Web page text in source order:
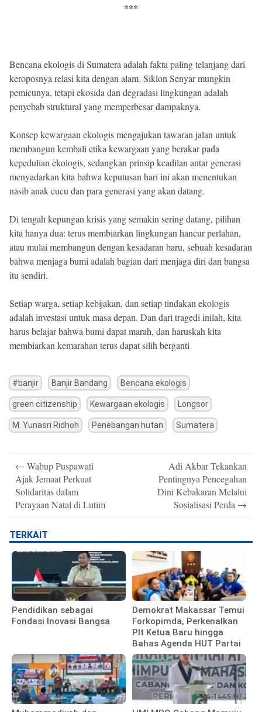
***
Bencana ekologis di Sumatera adalah fakta paling telanjang dari
keroposnya relasi kita dengan alam. Siklon Senyar mungkin
pemicunya, tetapi ekosida dan degradasi lingkungan adalah
penyebab struktural yang memperbesar dampaknya.
Konsep kewargaan ekologis mengajukan tawaran jalan untuk
membangun kembali etika kewargaan yang berakar pada
kepedulian ekologis, sedangkan prinsip keadilan antar generasi
menyadarkan kita bahwa keputusan hari ini akan menentukan
nasib anak cucu dan para generasi yang akan datang.
Di tengah kepungan krisis yang semakin sering datang, pilihan
kita hanya dua: terus membiarkan lingkungan hancur perlahan,
atau mulai membangun dengan kesadaran baru, sebuah kesadaran
bahwa menjaga bumi adalah bagian dari menjaga diri dan bangsa
itu sendiri.
Setiap warga, setiap kebijakan, dan setiap tindakan ekologis
adalah investasi untuk masa depan. Dan dari tragedi inilah, kita
harus belajar bahwa bumi dapat marah, dan haruskah kita
membiarkan kemarahan terus dapat silih berganti
#banjir Banjir Bandang Bencana ekologis
green citizenship Kewargaan ekologis Longsor
M. Yunasri Ridhoh Penebangan hutan Sumatera
navigation
← Wabup Puspawati
Ajak Jemaat Perkuat
Solidaritas dalam
Perayaan Natal di Lutim
Adi Akbar Tekankan
Pentingnya Pencegahan
Dini Kebakaran Melalui
Sosialisasi Perda →
TERKAIT
Pendidikan sebagai
Fondasi Inovasi Bangsa
Demokrat Makassar Temui
Forkopimda, Perkenalkan
Plt Ketua Baru hingga
Bahas Agenda HUT Partai